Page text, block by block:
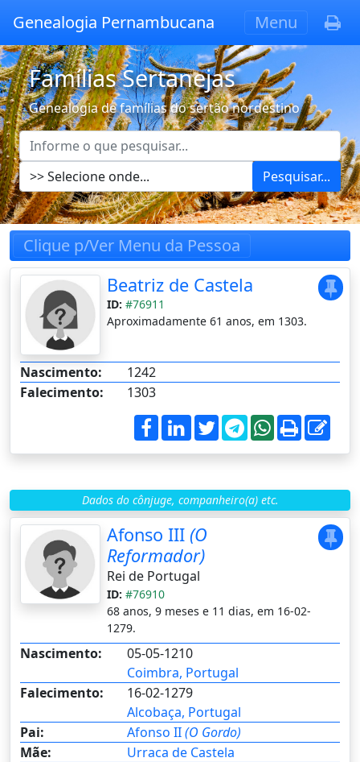
Genealogia Pernambucana Menu
Famílias Sertanejas
Genealogia de famílias do sertão nordestino
Pesquisar...
Clique p/Ver Menu da Pessoa
Beatriz de Castela
ID: #76911
Aproximadamente 61 anos, em 1303.
Nascimento:
1242
Falecimento:
1303
Dados do cônjuge, companheiro(a) etc.
Afonso III (O
Reformador)
Rei de Portugal
ID: #76910
68 anos, 9 meses e 11 dias, em 16-02-
1279.
Nascimento:
05-05-1210
Coimbra, Portugal
Falecimento:
16-02-1279
Alcobaça, Portugal
Pai:
Afonso II(O Gordo)
Mãe:
Urraca de Castela